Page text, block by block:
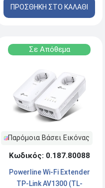
ΠΡΟΣΘΗΚΗ ΣΤΟ ΚΑΛΑΘΙ
Σε Απόθεμα
Παρόμοια Βάσει Εικόνας
Κωδικός: 0.187.80088
Powerline Wi-Fi Extender
TP-Link AV1300 (TL-